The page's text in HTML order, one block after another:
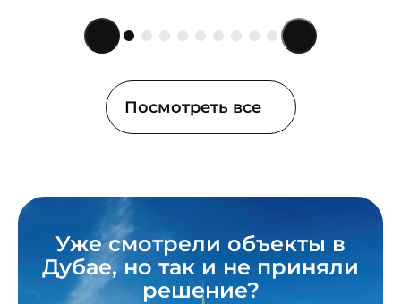
Посмотреть все
Уже смотрели объекты в
Дубае,но так и не приняли
решение?